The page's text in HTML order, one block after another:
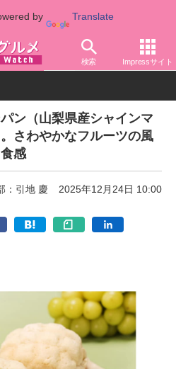
by Translate
検索 Impressサイト
ニ ローソン
ン（山梨県産シャインマ
さわやかなフルーツの風
感
：引地 慶 2025年12月24日 10:00